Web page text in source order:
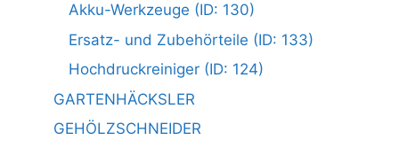
Akku-Werkzeuge (ID: 130)
Ersatz- und Zubehörteile (ID: 133)
Hochdruckreiniger (ID: 124)
GARTENHÄCKSLER
GEHÖLZSCHNEIDER